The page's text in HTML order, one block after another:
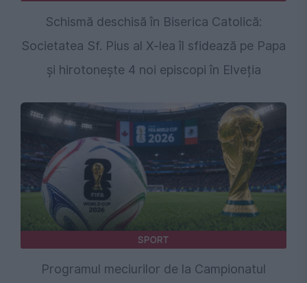
Schismă deschisă în Biserica Catolică:
Societatea Sf. Pius al X-lea îl sfidează pe Papa
și hirotonește 4 noi episcopi în Elveția
SPORT
Programul meciurilor de la Campionatul